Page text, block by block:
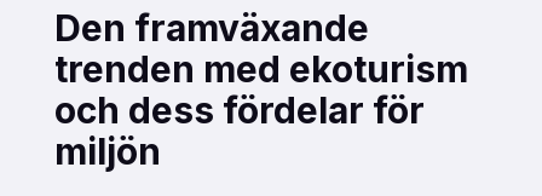
Den framväxande
trenden med ekoturism
och dess fördelar för
miljön